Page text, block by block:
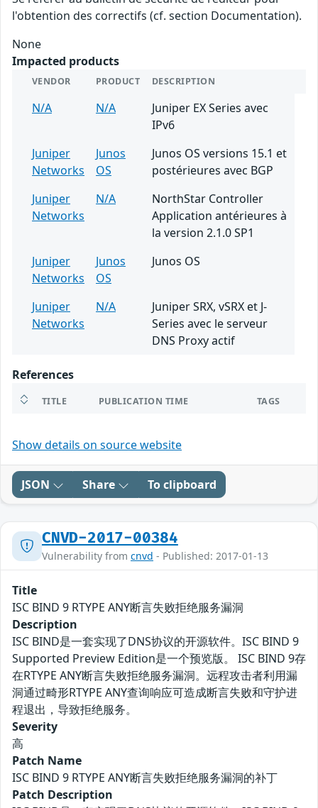
l'obtention des correctifs (cf. section Documentation).
None
Impacted products
VENDOR PRODUCT DESCRIPTION
N/A N/A
Juniper EX Series avec
IPv6
Juniper
Networks
Junos
OS
Junos OS versions 15.1 et
postérieures avec BGP
Juniper
Networks
N/A
NorthStar Controller
Application antérieures à
la version 2.1.0 SP1
Juniper
Networks
Junos
OS
Junos OS
Juniper
Networks
N/A
Juniper SRX, vSRX et J-
Series avec le serveur
DNS Proxy actif
References
TITLE PUBLICATION TIME TAGS
Show details on source website
JSON Share To clipboard
CNVD-2017-00384
Vulnerability from cnvd - Published: 2017-01-13
Title
ISC BIND 9 RTYPE ANY断言失败拒绝服务漏洞
Description
ISC BIND是一套实现了DNS协议的开源软件。ISC BIND 9
Supported Preview Edition是一个预览版。 ISC BIND 9存
在RTYPE ANY断言失败拒绝服务漏洞。远程攻击者利用漏
洞通过畸形RTYPE ANY查询响应可造成断言失败和守护进
程退出，导致拒绝服务。
Severity
高
Patch Name
ISC BIND 9 RTYPE ANY断言失败拒绝服务漏洞的补丁
Patch Description